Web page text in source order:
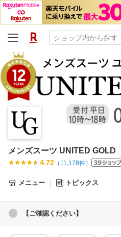
メンズスーツ UNITED GOLD
4.72 （ 11,178件）
メニュー トピックス
【ご確認ください】